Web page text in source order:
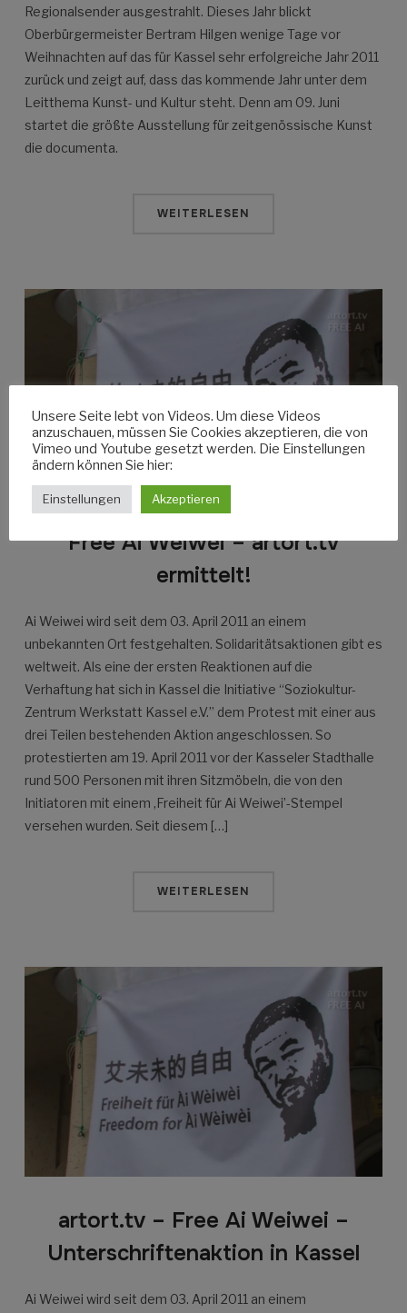
Regionalsender ausgestrahlt. Dieses Jahr blickt
Oberbürgermeister Bertram Hilgen wenige Tage vor
Weihnachten auf das für Kassel sehr erfolgreiche Jahr 2011
zurück und zeigt auf, dass das kommende Jahr unter dem
Leitthema Kunst- und Kultur steht. Denn am 09. Juni
startet die größte Ausstellung für zeitgenössische Kunst
die documenta.
WEITERLESEN
Free Ai Weiwei – artort.tv
ermittelt!
Ai Weiwei wird seit dem 03. April 2011 an einem
unbekannten Ort festgehalten. Solidaritätsaktionen gibt es
weltweit. Als eine der ersten Reaktionen auf die
Verhaftung hat sich in Kassel die Initiative “Soziokultur-
Zentrum Werkstatt Kassel e.V.” dem Protest mit einer aus
drei Teilen bestehenden Aktion angeschlossen. So
protestierten am 19. April 2011 vor der Kasseler Stadthalle
rund 500 Personen mit ihren Sitzmöbeln, die von den
Initiatoren mit einem ‚Freiheit für Ai Weiwei’-Stempel
versehen wurden. Seit diesem […]
WEITERLESEN
artort.tv – Free Ai Weiwei –
Unterschriftenaktion in Kassel
Ai Weiwei wird seit dem 03. April 2011 an einem
Unsere Seite lebt von Videos. Um diese Videos
anzuschauen, müssen Sie Cookies akzeptieren, die von
Vimeo und Youtube gesetzt werden. Die Einstellungen
ändern können Sie hier:
Einstellungen Akzeptieren